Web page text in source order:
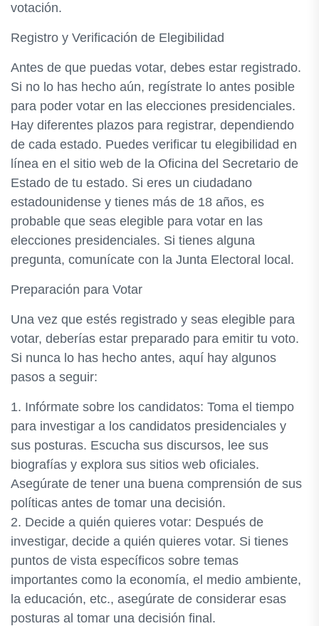
votación.
Registro y Verificación de Elegibilidad
Antes de que puedas votar, debes estar registrado.
Si no lo has hecho aún, regístrate lo antes posible
para poder votar en las elecciones presidenciales.
Hay diferentes plazos para registrar, dependiendo
de cada estado. Puedes verificar tu elegibilidad en
línea en el sitio web de la Oficina del Secretario de
Estado de tu estado. Si eres un ciudadano
estadounidense y tienes más de 18 años, es
probable que seas elegible para votar en las
elecciones presidenciales. Si tienes alguna
pregunta, comunícate con la Junta Electoral local.
Preparación para Votar
Una vez que estés registrado y seas elegible para
votar, deberías estar preparado para emitir tu voto.
Si nunca lo has hecho antes, aquí hay algunos
pasos a seguir:
1. Infórmate sobre los candidatos: Toma el tiempo
para investigar a los candidatos presidenciales y
sus posturas. Escucha sus discursos, lee sus
biografías y explora sus sitios web oficiales.
Asegúrate de tener una buena comprensión de sus
políticas antes de tomar una decisión.
2. Decide a quién quieres votar: Después de
investigar, decide a quién quieres votar. Si tienes
puntos de vista específicos sobre temas
importantes como la economía, el medio ambiente,
la educación, etc., asegúrate de considerar esas
posturas al tomar una decisión final.